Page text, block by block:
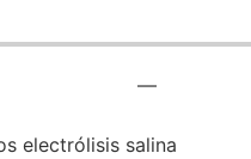
—
electrólisis salina